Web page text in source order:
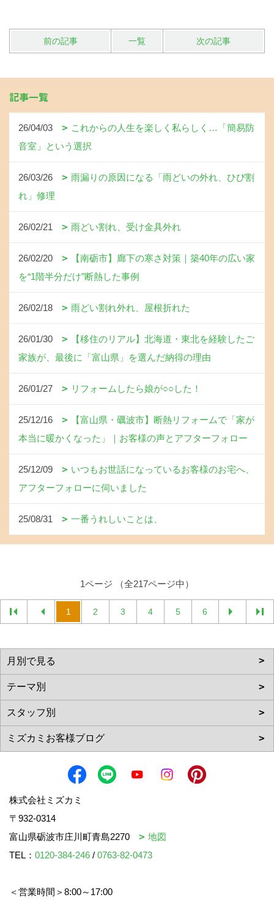
前の記事 一覧 次の記事
記事一覧
26/04/03
これからの人生を楽しく私らしく…「簡易防
音室」という選択
26/03/26
雨漏りの原因になる「雨どいの外れ、ひび割
れ」修理
26/02/21 雨どい割れ、受け金具外れ
26/02/20
【南砺市】廊下の寒さ対策｜築40年の広い家
を“1階半分だけ”断熱した事例
26/02/18 雨どい割れ外れ、屋根折れた
26/01/30
【移住のリアル】北海道・東北を経験したご
家族が、最後に「富山県」を選んだ納得の理由
26/01/27 リフォームしたら娘が○○した！
25/12/16
【富山県・礪波市】断熱リフォームで「家が
本当に暖かくなった」｜お客様の声とアフターフォロー
25/12/09
いつもお世話になっているお客様のお宅へ、
アフターフォローに伺いました
25/08/31 一番うれしいことは、
1ページ （全217ページ中）
1 2 3 4 5 6
株式会社ミズカミ
〒932-0314
富山県砺波市庄川町青島2270
地図
TEL： 0120-384-246 / 0763-82-0473
＜営業時間＞8:00～17:00